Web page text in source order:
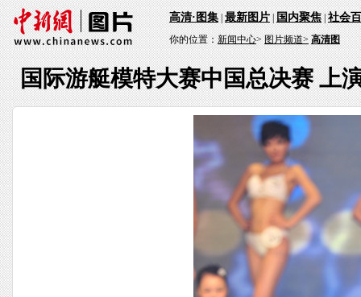
高清·图集|最新图片|国内聚焦|社会
你的位置：新闻中心>图片频道> 高清图
国际游艇模特大赛中国总决赛 上